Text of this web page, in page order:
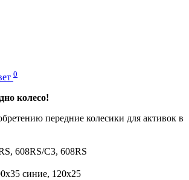
0
колесо!
передние колесики для активок в
608RS/C3, 608RS
синие, 120x25